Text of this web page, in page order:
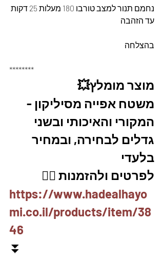
נחמם תנור למצב טורבו 180 מעלות 25 דקות
עד הזהבה
בהצלחה
********
מוצר מומלץ💥
משטח אפייה מסיליקון -
המקורי והאיכותי ובשני
גדלים לבחירה, ובמחיר
בלעדי
לפרטים ולהזמנות 👇🏼
https://www.hadealhayo
mi.co.il/products/item/38
46
⏬